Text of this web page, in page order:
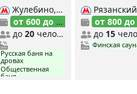
Жулебино, Котельники, Лермонтовский проспект,
от 600 до 1 300
₽/час
до 20человек
Русская баня на
дровах
Общественная
баня
Рязанский проспект, Кузьминки, Выхино, Лермонтовский проспект,
от 800 до 1 400
до 15 человек
Финская